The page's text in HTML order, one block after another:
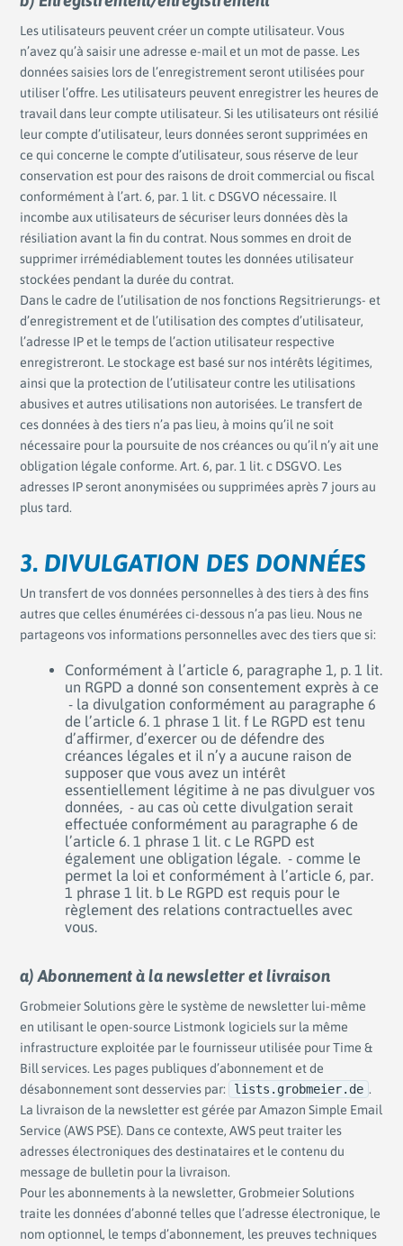
Les utilisateurs peuvent créer un compte utilisateur. Vous
n’avez qu’à saisir une adresse e-mail et un mot de passe. Les
données saisies lors de l’enregistrement seront utilisées pour
utiliser l’offre. Les utilisateurs peuvent enregistrer les heures de
travail dans leur compte utilisateur. Si les utilisateurs ont résilié
leur compte d’utilisateur, leurs données seront supprimées en
ce qui concerne le compte d’utilisateur, sous réserve de leur
conservation est pour des raisons de droit commercial ou fiscal
conformément à l’art. 6, par. 1 lit. c DSGVO nécessaire. Il
incombe aux utilisateurs de sécuriser leurs données dès la
résiliation avant la fin du contrat. Nous sommes en droit de
supprimer irrémédiablement toutes les données utilisateur
stockées pendant la durée du contrat.
Dans le cadre de l’utilisation de nos fonctions Regsitrierungs- et
d’enregistrement et de l’utilisation des comptes d’utilisateur,
l’adresse IP et le temps de l’action utilisateur respective
enregistreront. Le stockage est basé sur nos intérêts légitimes,
ainsi que la protection de l’utilisateur contre les utilisations
abusives et autres utilisations non autorisées. Le transfert de
ces données à des tiers n’a pas lieu, à moins qu’il ne soit
nécessaire pour la poursuite de nos créances ou qu’il n’y ait une
obligation légale conforme. Art. 6, par. 1 lit. c DSGVO. Les
adresses IP seront anonymisées ou supprimées après 7 jours au
plus tard.
3. DIVULGATION DES DONNÉES
Un transfert de vos données personnelles à des tiers à des fins
autres que celles énumérées ci-dessous n’a pas lieu. Nous ne
partageons vos informations personnelles avec des tiers que si:
Conformément à l’article 6, paragraphe 1, p. 1 lit.
un RGPD a donné son consentement exprès à ce
- la divulgation conformément au paragraphe 6
de l’article 6. 1 phrase 1 lit. f Le RGPD est tenu
d’affirmer, d’exercer ou de défendre des
créances légales et il n’y a aucune raison de
supposer que vous avez un intérêt
essentiellement légitime à ne pas divulguer vos
données, - au cas où cette divulgation serait
effectuée conformément au paragraphe 6 de
l’article 6. 1 phrase 1 lit. c Le RGPD est
également une obligation légale. - comme le
permet la loi et conformément à l’article 6, par.
1 phrase 1 lit. b Le RGPD est requis pour le
règlement des relations contractuelles avec
vous.
a) Abonnement à la newsletter et livraison
Grobmeier Solutions gère le système de newsletter lui-même
en utilisant le open-source Listmonk logiciels sur la même
infrastructure exploitée par le fournisseur utilisée pour Time &
Bill services. Les pages publiques d’abonnement et de
désabonnement sont desservies par:
lists.grobmeier.de .
La livraison de la newsletter est gérée par Amazon Simple Email
Service (AWS PSE). Dans ce contexte, AWS peut traiter les
adresses électroniques des destinataires et le contenu du
message de bulletin pour la livraison.
Pour les abonnements à la newsletter, Grobmeier Solutions
traite les données d’abonné telles que l’adresse électronique, le
nom optionnel, le temps d’abonnement, les preuves techniques